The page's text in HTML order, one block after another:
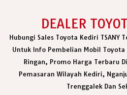
DEALER
Hubungi Sales Toyota Kediri
Untuk Info Pembelian Mobil Toyota
Ringan, Promo Harga Terbaru
Pemasaran Wilayah Kediri,
Trenggalek Dan